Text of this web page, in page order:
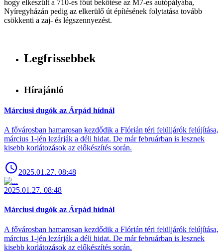
hogy elkészült a 710-es főút bekötése az M7-es autópályába,
Nyíregyházán pedig az elkerülő út építésének folytatása tovább
csökkenti a zaj- és légszennyezést.
Legfrissebbek
Hírajánló
Márciusi dugók az Árpád hídnál
A fővárosban hamarosan kezdődik a Flórián téri felüljárók felújítása,
március 1-jén lezárják a déli hidat. De már februárban is lesznek
kisebb korlátozások az előkészítés során.
2025.01.27. 08:48
2025.01.27. 08:48
Márciusi dugók az Árpád hídnál
A fővárosban hamarosan kezdődik a Flórián téri felüljárók felújítása,
március 1-jén lezárják a déli hidat. De már februárban is lesznek
kisebb korlátozások az előkészítés során.